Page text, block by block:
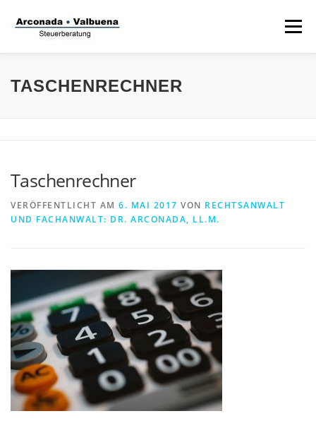
Inhalt
Menü
STARTSEITE STEUERANWALT
STIFTUNG
TASCHENRECHNER
Taschenrechner
VERÖFFENTLICHT AM 6. MAI 2017 VON RECHTSANWALT
UND FACHANWALT: DR. ARCONADA, LL.M.